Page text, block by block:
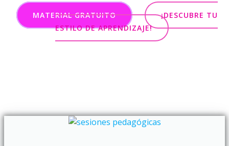
MATERIAL GRATUITO
¡DESCUBRE TU
ESTILO DE APRENDIZAJE!